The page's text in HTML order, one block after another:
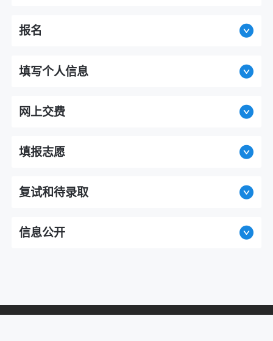
报名
填写个人信息
网上交费
填报志愿
复试和待录取
信息公开